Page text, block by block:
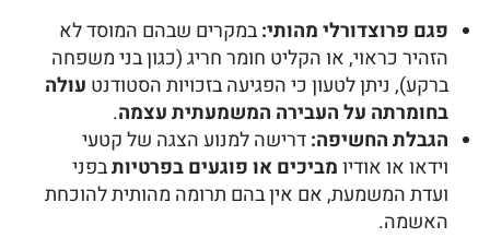
פגם פרוצדורלי מהותי:במקרים שבהם המוסד לא
הזהיר כראוי, או הקליט חומר חריג (כגון בני משפחה
ברקע), ניתן לטעון כי הפגיעה בזכויות הסטודנט עולה
בחומרתה על העבירה המשמעתית עצמה.
הגבלת החשיפה:דרישה למנוע הצגה של קטעי
וידאו או אודיומביכים או פוגעים בפרטיותבפני
ועדת המשמעת, אם אין בהם תרומה מהותית להוכחת
האשמה.